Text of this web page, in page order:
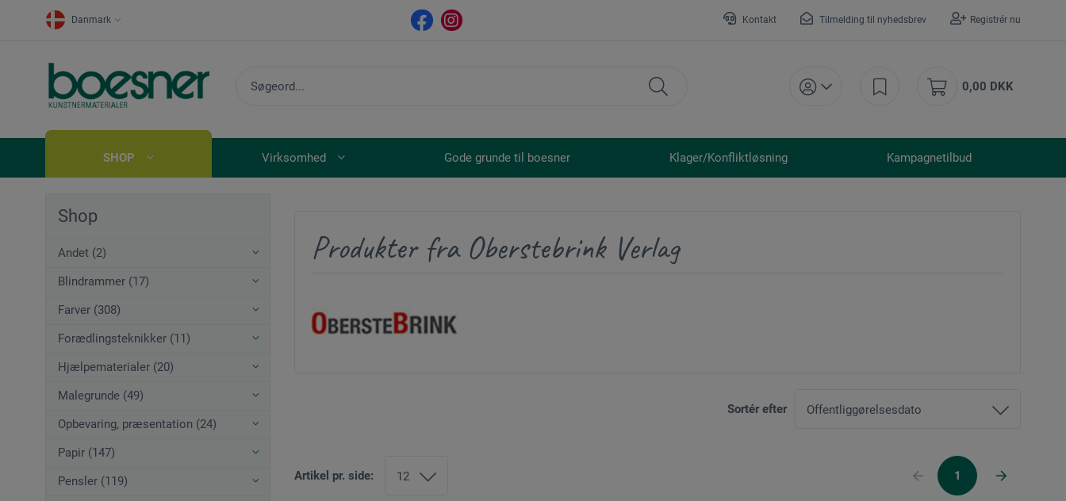
Danmark Kontakt Tilmelding til nyhedsbrev Registrér nu
0,00 DKK
SHOP Virksomhed Gode grunde til boesner Klager/Konfliktløsning Kampagnetilbud
Shop
Andet (2)
Blindrammer (17)
Farver (308)
Forædlingsteknikker (11)
Hjælpematerialer (20)
Malegrunde (49)
Opbevaring, præsentation (24)
Papir (147)
Pensler (119)
Produkter fra Oberstebrink Verlag
Sortér efter
Artikel pr. side: 1